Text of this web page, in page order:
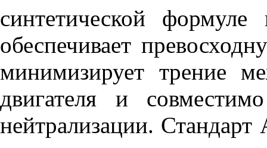
синтетической
обеспечивает
минимизирует трение
двигателя и
нейтрализации.